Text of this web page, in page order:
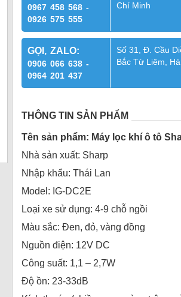
0967 458 568 -
0926 575 555
Chí Minh
GỌI, ZALO:
0906 066 638 -
0964 201 437
Số 31, Đ. Cầu
Bắc Từ Liêm,
THÔNG TIN SẢN PHẨM
Tên sản phẩm: Máy lọc khí ô tô
Nhà sản xuất: Sharp
Nhập khẩu: Thái Lan
Model: IG-DC2E
Loại xe sử dụng: 4-9 chỗ ngồi
Màu sắc: Đen, đỏ, vàng đồng
Nguồn điện: 12V DC
Công suất: 1,1 – 2,7W
Độ ồn: 23-33dB